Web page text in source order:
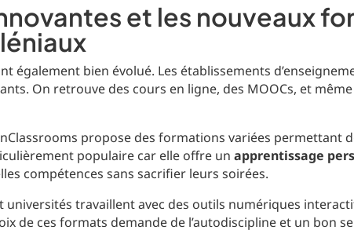
et les nouveaux
également bien évolué. Les établissements
On retrouve des cours en ligne, des MOOCs, et
propose des formations variées permettant
populaire car elle offre unapprentissage
compétences sans sacrifier leurs soirées.
universités travaillent avec des outils numériques
de ces formats demande de l’autodiscipline et un bon